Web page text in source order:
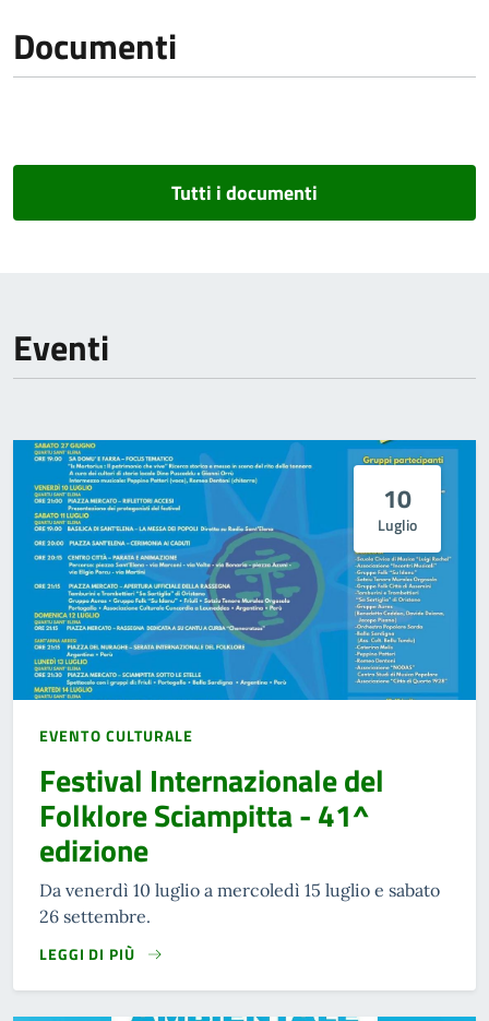
Documenti
Tutti i documenti
Eventi
10
Luglio
EVENTO CULTURALE
Festival Internazionale del
Folklore Sciampitta - 41^
edizione
Da venerdì 10 luglio a mercoledì 15 luglio e sabato
26 settembre.
LEGGI DI PIÙ